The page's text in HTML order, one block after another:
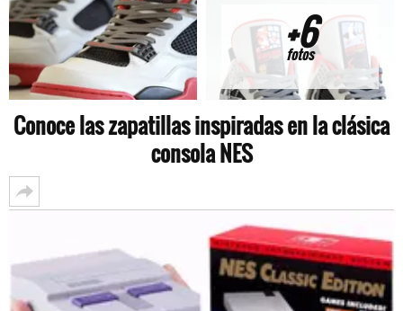
+6
fotos
Conoce las zapatillas inspiradas en la clásica
consola NES